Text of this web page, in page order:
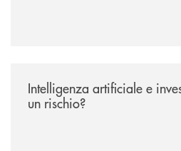
Intelligenza artificiale e
un rischio?